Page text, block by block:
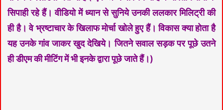
सिपाही रहे हैं। वीडियो में ध्यान से सुनिये उनकी ललकार मिलिट्री की
ही है। वे भ्रष्टाचार के खिलाफ मोर्चा खोले हुए हैं। विकास क्या होता है
यह उनके गांव जाकर खुद देखिये। जितने सवाल सड़क पर पूछे उतने
ही डीएम की मीटिंग में भी इनके द्वारा पूछे जाते हैं।)